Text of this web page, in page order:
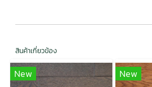
สินค้าเกี่ยวข้อง
New New